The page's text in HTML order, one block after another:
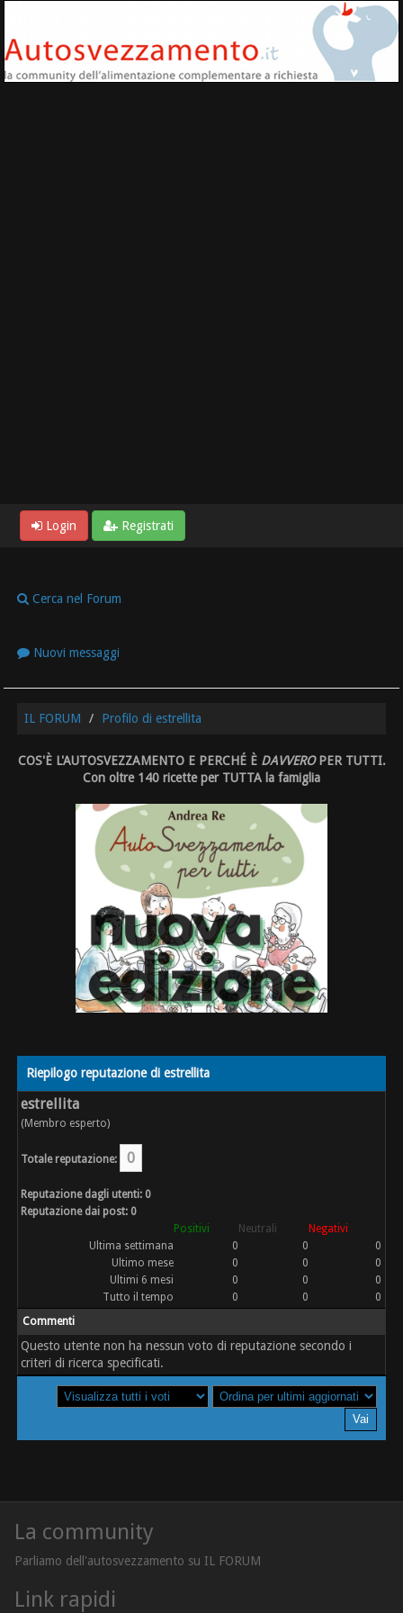
Login Registrati
Cerca nel Forum
Nuovi messaggi
IL FORUM Profilo di estrellita
COS'È L'AUTOSVEZZAMENTO E PERCHÉ È DAVVEROPER TUTTI.
Con oltre 140 ricette per TUTTA la famiglia
Riepilogo reputazione di estrellita
estrellita
(Membro esperto)
Totale reputazione: 0
Reputazione dagli utenti: 0
Reputazione dai post: 0
Positivi
Neutrali
Negativi
Ultima settimana
0 0
0
Ultimo mese
0 0
0
Ultimi 6 mesi
0 0
0
Tutto il tempo
0 0
0
Commenti
Questo utente non ha nessun voto di reputazione secondo i
criteri di ricerca specificati.
La community
Parliamo dell'autosvezzamento su IL FORUM
Link rapidi